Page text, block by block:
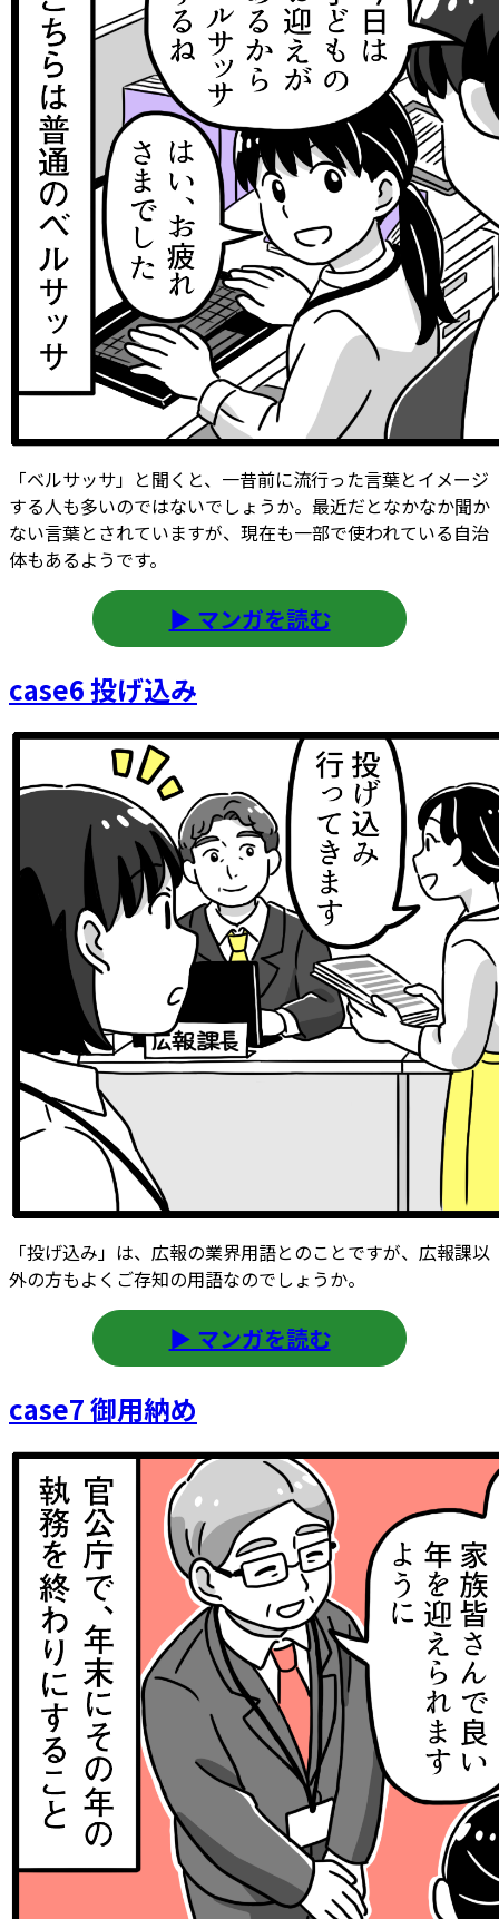
「ベルサッサ」と聞くと、一昔前に流行った言葉とイメージ
する人も多いのではないでしょうか。最近だとなかなか聞か
ない言葉とされていますが、現在も一部で使われている自治
体もあるようです。
▶ マンガを読む
case6 投げ込み
「投げ込み」は、広報の業界用語とのことですが、広報課以
外の方もよくご存知の用語なのでしょうか。
▶ マンガを読む
case7 御用納め